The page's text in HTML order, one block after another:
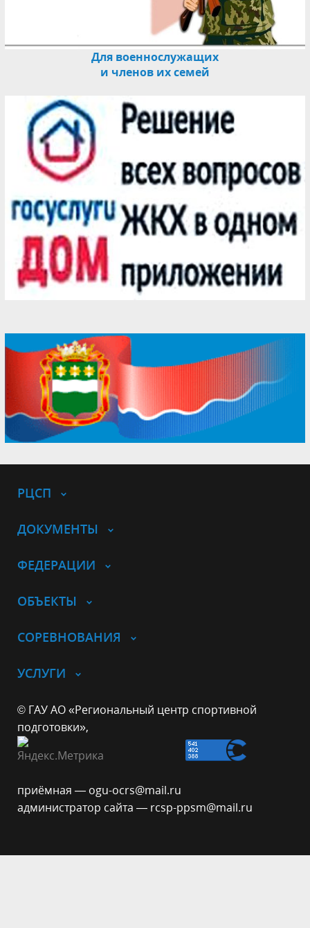
Для военнослужащих
и членов их семей
РЦСП
ДОКУМЕНТЫ
ФЕДЕРАЦИИ
ОБЪЕКТЫ
СОРЕВНОВАНИЯ
УСЛУГИ
© ГАУ АО «Региональный центр спортивной
подготовки»,
приёмная — ogu-ocrs@mail.ru
администратор сайта — rcsp-ppsm@mail.ru